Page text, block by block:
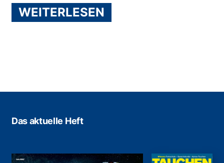
WEITERLESEN
Das aktuelle Heft